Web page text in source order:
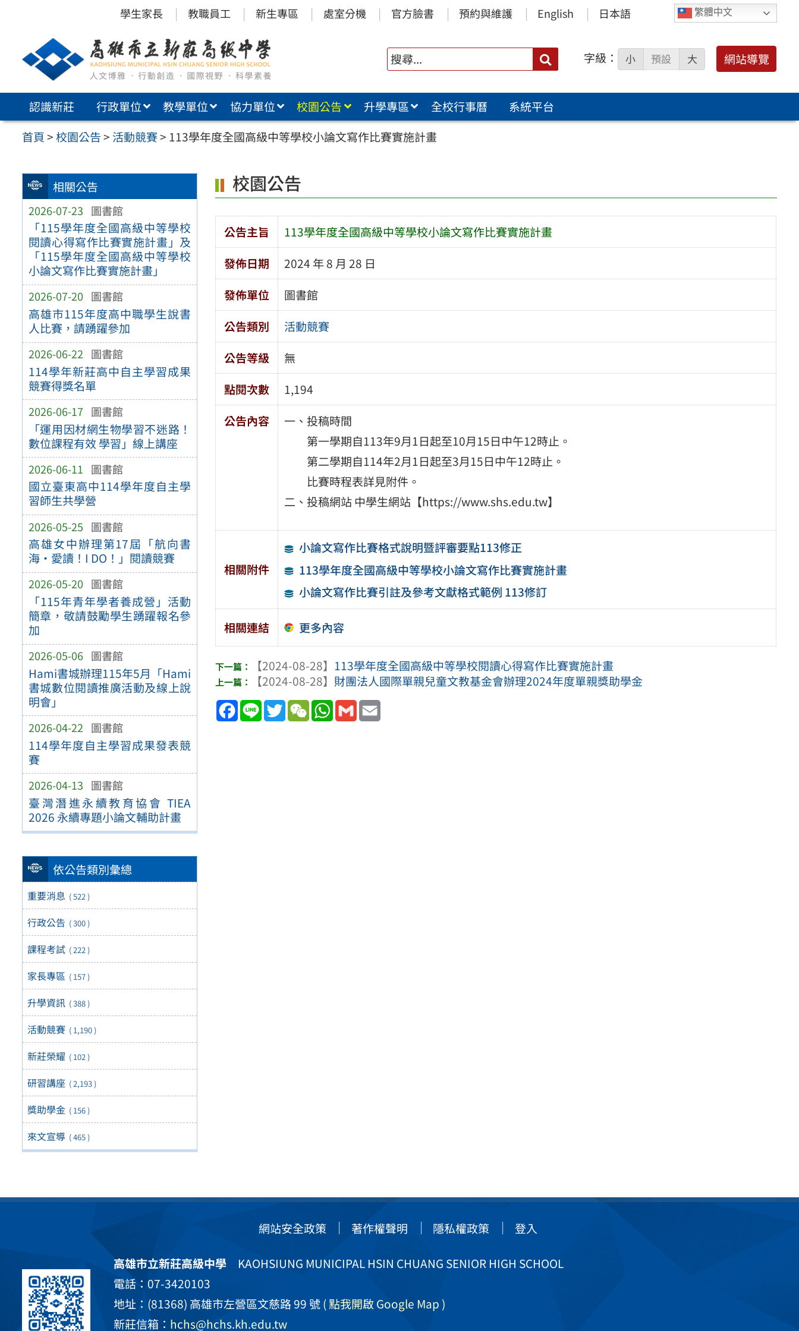
內
繁體中文
學生家長 教職員工 新生專區 處室分機 官方臉書 預約與維護 English 日本語
搜
尋：
字級： 小 預設 大 網站導覽
認識新莊 行政單位 教學單位 協力單位 校園公告 升學專區 全校行事曆
系統平台
首頁>校園公告> 活動競賽> 113學年度全國高級中等學校小論文寫作比賽實施計畫
相關公告
2026-07-23 圖書館
「115學年度全國高級中等學校
閱讀心得寫作比賽實施計畫」及
「115學年度全國高級中等學校
小論文寫作比賽實施計畫」
2026-07-20 圖書館
高雄市115年度高中職學生說書
人比賽，請踴躍參加
2026-06-22 圖書館
114學年新莊高中自主學習成果
競賽得獎名單
2026-06-17 圖書館
「運用因材網生物學習不迷路！
數位課程有效 學習」線上講座
2026-06-11 圖書館
國立臺東高中114學年度自主學
習師生共學營
2026-05-25 圖書館
高雄女中辦理第17屆「航向書
海‧愛讀！I DO！」閱讀競賽
2026-05-20 圖書館
「115年青年學者養成營」活動
簡章，敬請鼓勵學生踴躍報名參
加
2026-05-06 圖書館
Hami書城辦理115年5月「Hami
書城數位閱讀推廣活動及線上說
明會」
2026-04-22 圖書館
114學年度自主學習成果發表競
賽
2026-04-13 圖書館
臺灣潛進永續教育協會 TIEA
2026 永續專題小論文輔助計畫
依公告類別彙總
重要消息 ( 522 )
行政公告 ( 300 )
課程考試 ( 222 )
家長專區 ( 157 )
升學資訊 ( 388 )
活動競賽 ( 1,190 )
新莊榮耀 ( 102 )
研習講座 ( 2,193 )
獎助學金 ( 156 )
來文宣導 ( 465 )
校園公告
公告主旨
113學年度全國高級中等學校小論文寫作比賽實施計畫
發佈日期
2024 年 8 月 28 日
發佈單位
圖書館
公告類別
活動競賽
公告等級
無
點閱次數
1,194
公告內容
一、投稿時間
第一學期自113年9月1日起至10月15日中午12時止。
第二學期自114年2月1日起至3月15日中午12時止。
比賽時程表詳見附件。
二、投稿網站 中學生網站【https://www.shs.edu.tw】
相關附件
小論文寫作比賽格式說明暨評審要點113修正
113學年度全國高級中等學校小論文寫作比賽實施計畫
小論文寫作比賽引註及參考文獻格式範例 113修訂
相關連結 更多內容
【2024-08-28】 113學年度全國高級中等學校閱讀心得寫作比賽實施計畫
【2024-08-28】 財團法人國際單親兒童文教基金會辦理2024年度單親獎助學金
Facebook
Line TwitterWeChatWhatsApp
Gmail
網站安全政策 著作權聲明 隱私權政策 登入
高雄市立新莊高級中學KAOHSIUNG MUNICIPAL HSIN CHUANG SENIOR HIGH SCHOOL
電話：07-3420103
地址：(81368) 高雄市左營區文慈路 99 號( 點我開啟 Google Map )
新莊信箱： hchs@hchs.kh.edu.tw